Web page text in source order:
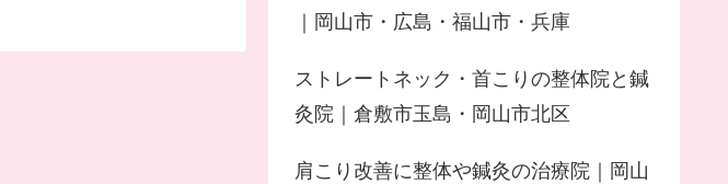
｜岡山市・広島・福山市・兵庫
ストレートネック・首こりの整体院と鍼
灸院｜倉敷市玉島・岡山市北区
肩こり改善に整体や鍼灸の治療院｜岡山